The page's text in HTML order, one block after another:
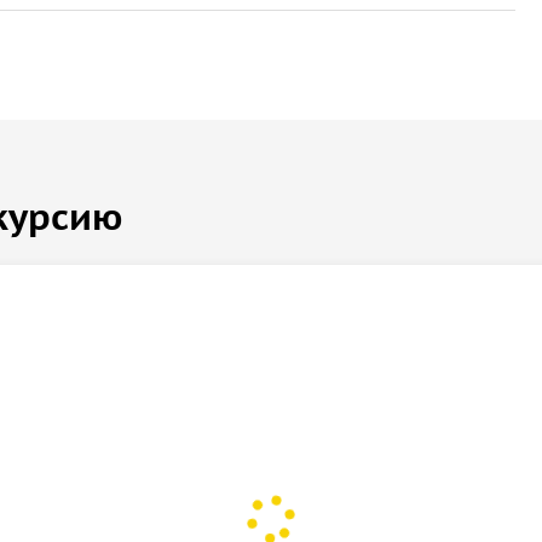
свете выглядят особенно мрачно и